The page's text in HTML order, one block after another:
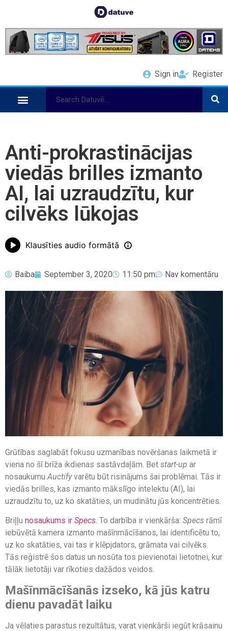
Sign in Register
Anti-prokrastinācijas
viedās brilles izmanto
AI, lai uzraudzītu, kur
cilvēks lūkojas
Klausīties audio formātā
Baiba September 3, 2020 11:50 pm Nav komentāru
Grūtības saglabāt fokusu uzmanības novēršanas laikmetā ir
viena no šī brīža ikdienas sastāvdaļām. Bet start-up ar
nosaukumuAuctifyvarētu būt risinājums šai problēmai. Tās ir
viedās brilles, kas izmanto mākslīgo intelektu (AI), lai
uzraudzītu to, uz ko skatāties, un mudinātu jūs koncentrēties.
Briļļu nosaukums ir Specs. To darbība ir vienkārša: Specs rāmī
iebūvētā kamera izmanto mašīnmācīšanos, lai identificētu to,
uz ko skatāties, vai tas ir klēpjdators, grāmata vai cilvēks.
Tās reģistrē šos datus un nosūta tos pievienotai lietotnei, kur
tālāk lietotāji var rīkoties dažādos veidos.
Mašīnmācīšanās izseko, kā jūs katru
dienu pavadāt laiku
Ja vēlaties parastus rezultātus, varat vienkārši iegūt krāsainu